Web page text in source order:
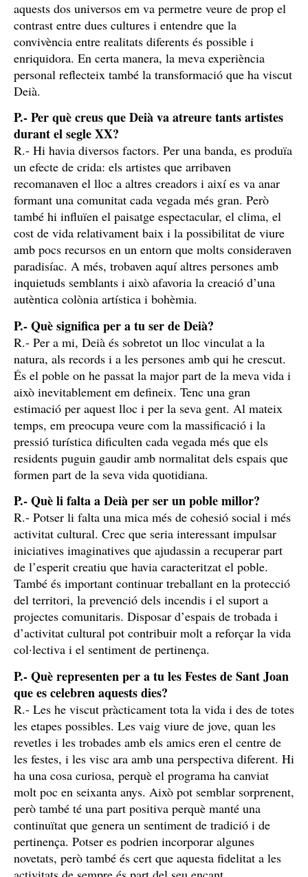
aquests dos universos em va permetre veure de prop el
contrast entre dues cultures i entendre que la
convivència entre realitats diferents és possible i
enriquidora. En certa manera, la meva experiència
personal reflecteix també la transformació que ha viscut
Deià.
P.- Per què creus que Deià va atreure tants artistes
durant el segle XX?
R.- Hi havia diversos factors. Per una banda, es produïa
un efecte de crida: els artistes que arribaven
recomanaven el lloc a altres creadors i així es va anar
formant una comunitat cada vegada més gran. Però
també hi influïen el paisatge espectacular, el clima, el
cost de vida relativament baix i la possibilitat de viure
amb pocs recursos en un entorn que molts consideraven
paradisíac. A més, trobaven aquí altres persones amb
inquietuds semblants i això afavoria la creació d’una
autèntica colònia artística i bohèmia.
P.- Què significa per a tu ser de Deià?
R.- Per a mi, Deià és sobretot un lloc vinculat a la
natura, als records i a les persones amb qui he crescut.
És el poble on he passat la major part de la meva vida i
això inevitablement em defineix. Tenc una gran
estimació per aquest lloc i per la seva gent. Al mateix
temps, em preocupa veure com la massificació i la
pressió turística dificulten cada vegada més que els
residents puguin gaudir amb normalitat dels espais que
formen part de la seva vida quotidiana.
P.- Què li falta a Deià per ser un poble millor?
R.- Potser li falta una mica més de cohesió social i més
activitat cultural. Crec que seria interessant impulsar
iniciatives imaginatives que ajudassin a recuperar part
de l’esperit creatiu que havia caracteritzat el poble.
També és important continuar treballant en la protecció
del territori, la prevenció dels incendis i el suport a
projectes comunitaris. Disposar d’espais de trobada i
d’activitat cultural pot contribuir molt a reforçar la vida
col·lectiva i el sentiment de pertinença.
P.- Què representen per a tu les Festes de Sant Joan
que es celebren aquests dies?
R.- Les he viscut pràcticament tota la vida i des de totes
les etapes possibles. Les vaig viure de jove, quan les
revetles i les trobades amb els amics eren el centre de
les festes, i les visc ara amb una perspectiva diferent. Hi
ha una cosa curiosa, perquè el programa ha canviat
molt poc en seixanta anys. Això pot semblar sorprenent,
però també té una part positiva perquè manté una
continuïtat que genera un sentiment de tradició i de
pertinença. Potser es podrien incorporar algunes
novetats, però també és cert que aquesta fidelitat a les